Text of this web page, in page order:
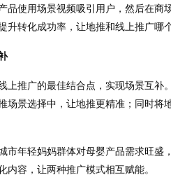
品使用场景视频吸引用户，然后在
升转化成功率，让地推和线上推广哪
上推广的最佳结合点，实现场景互补
场景选择中，让地推更精准；同时将
市年轻妈妈群体对母婴产品需求旺
内容，让两种推广模式相互赋能。